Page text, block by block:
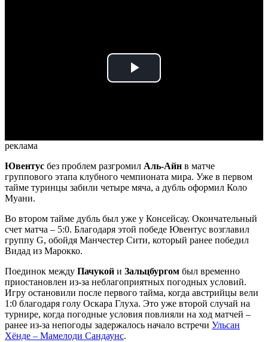
Play
реклама
Ювентус без проблем разгромил Аль-Айн в матче
группового этапа клубного чемпионата мира. Уже в первом
тайме туринцы забили четыре мяча, а дубль оформил Коло
Муани.
Во втором тайме дубль был уже у Консейсау. Окончательный
счет матча – 5:0. Благодаря этой победе Ювентус возглавил
группу G, обойдя Манчестер Сити, который ранее победил
Видад из Марокко.
Поединок между Пачукой и Зальцбургом был временно
приостановлен из-за неблагоприятных погодных условий.
Игру остановили после первого тайма, когда австрийцы вели
1:0 благодаря голу Оскара Глуха. Это уже второй случай на
турнире, когда погодные условия повлияли на ход матчей –
ранее из-за непогоды задержалось начало встречи Ульсан
Хёнде – Мамелоди Сандаунс.